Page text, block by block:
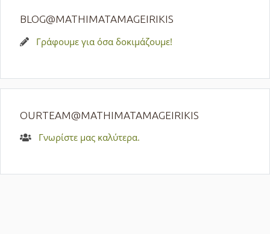
BLOG@MATHIMATAMAGEIRIKIS
Γράφουμε για όσα δοκιμάζουμε!
OURTEAM@MATHIMATAMAGEIRIKIS
Γνωρίστε μας καλύτερα.